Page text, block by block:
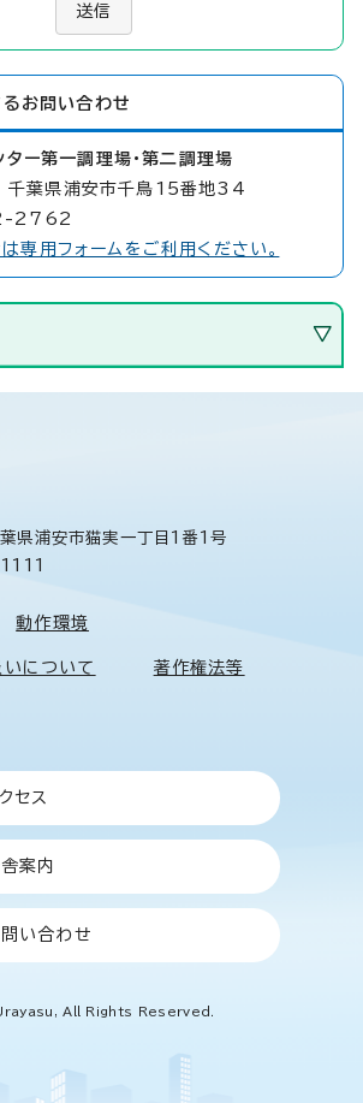
送信
お問い合わせ
ー第一調理場・第二調理場
県浦安市千鳥15番地34
2762
専用フォームをご利用ください。
浦安市猫実一丁目1番1号
動作環境
について 著作権法等
セス
案内
い合わせ
All Rights Reserved.